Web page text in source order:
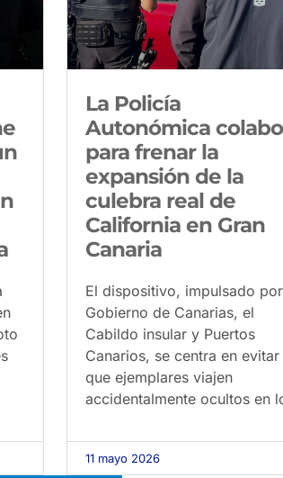
La Policía
Autonómica
para frenar la
expansión de la
culebra real de
California en Gran
Canaria
El dispositivo, impulsado
Gobierno de Canarias, el
Cabildo insular y Puertos
Canarios, se centra en evitar
que ejemplares viajen
accidentalmente ocultos en
11 mayo 2026